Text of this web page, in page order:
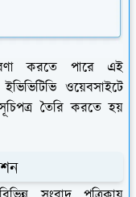
করতে পারে এই
ওয়েবসাইটে
তৈরি করতে হয়